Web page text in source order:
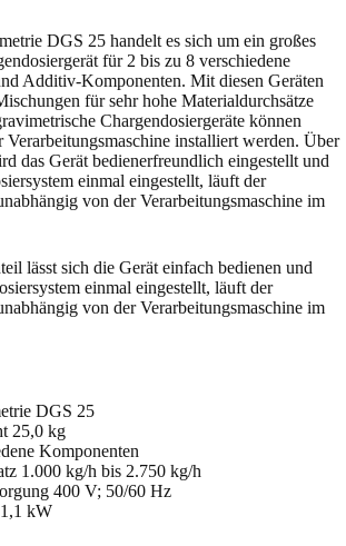
DGS 25 handelt es sich um ein großes
für 2 bis zu 8 verschiedene
Additiv-Komponenten. Mit diesen Geräten
für sehr hohe Materialdurchsätze
Chargendosiergeräte können
Verarbeitungsmaschine installiert werden. Über
das Gerät bedienerfreundlich eingestellt und
einmal eingestellt, läuft der
von der Verarbeitungsmaschine im
lässt sich die Gerät einfach bedienen und
einmal eingestellt, läuft der
von der Verarbeitungsmaschine im
DGS 25
25,0 kg
Komponenten
1.000 kg/h bis 2.750 kg/h
400 V; 50/60 Hz
kW